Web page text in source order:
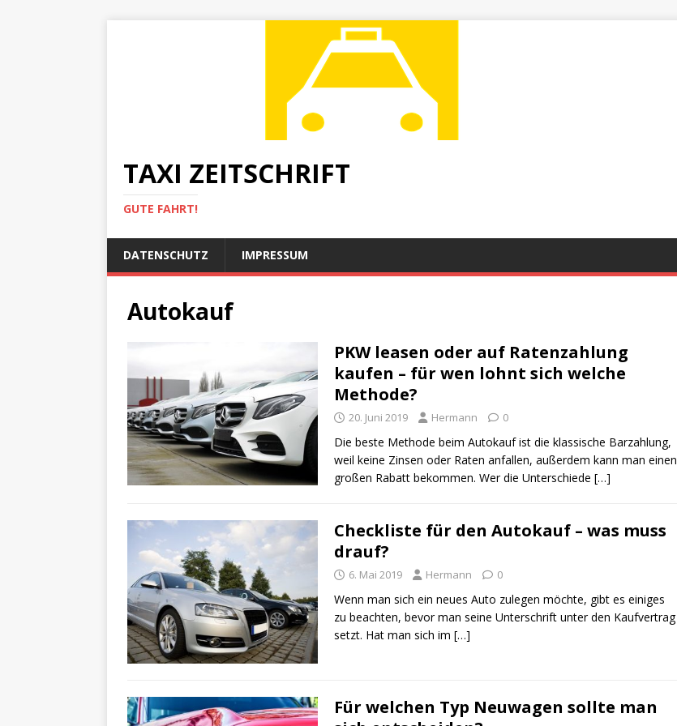
TAXI ZEITSCHRIFT
GUTE FAHRT!
DATENSCHUTZ IMPRESSUM
Autokauf
PKW leasen oder auf Ratenzahlung
kaufen – für wen lohnt sich welche
Methode?
20. Juni 2019 Hermann 0
Die beste Methode beim Autokauf ist die klassische Barzahlung,
weil keine Zinsen oder Raten anfallen, außerdem kann man einen
großen Rabatt bekommen. Wer die Unterschiede […]
Checkliste für den Autokauf – was muss
drauf?
6. Mai 2019 Hermann 0
Wenn man sich ein neues Auto zulegen möchte, gibt es einiges
zu beachten, bevor man seine Unterschrift unter den Kaufvertrag
setzt. Hat man sich im […]
Für welchen Typ Neuwagen sollte man